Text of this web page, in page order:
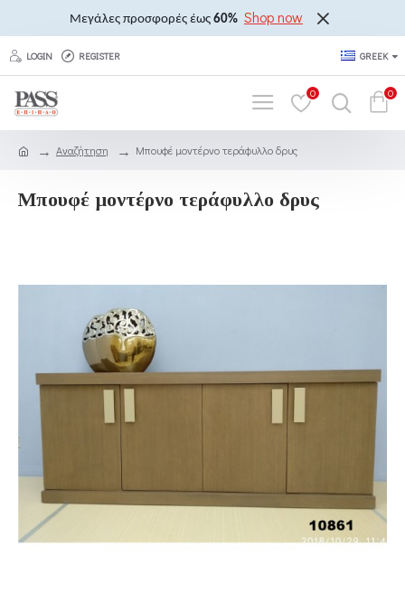
Μεγάλες προσφορές έως 60% Shop now
LOGIN REGISTER GREEK
0 0
Αναζήτηση Μπουφέ μοντέρνο τεράφυλλο δρυς
Μπουφέ μοντέρνο τεράφυλλο δρυς